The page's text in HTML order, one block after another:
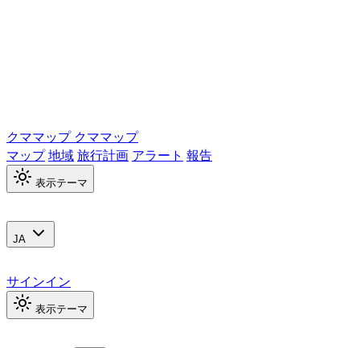
クママップ クママップ
マップ地域旅行計画 アラート 報告
表示テーマ
JA
サインイン
表示テーマ